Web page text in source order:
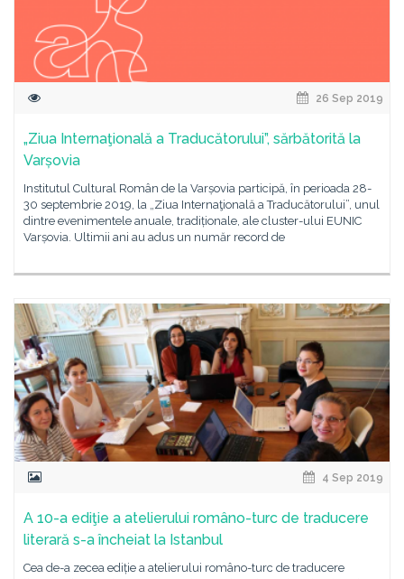
26 Sep 2019
„Ziua Internaţională a Traducătorului”, sărbătorită la
Varșovia
Institutul Cultural Român de la Varșovia participă, în perioada 28-
30 septembrie 2019, la „Ziua Internaţională a Traducătorului”, unul
dintre evenimentele anuale, tradiționale, ale cluster-ului EUNIC
Varșovia. Ultimii ani au adus un număr record de
4 Sep 2019
A 10-a ediţie a atelierului româno-turc de traducere
literară s-a încheiat la Istanbul
Cea de-a zecea ediție a atelierului româno-turc de traducere